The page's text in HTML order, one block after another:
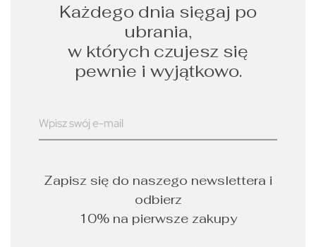
Każdego dnia sięgaj po
ubrania,
w których czujesz się
pewnie i wyjątkowo.
Zapisz się do naszego newslettera i
odbierz
10% na pierwsze zakupy